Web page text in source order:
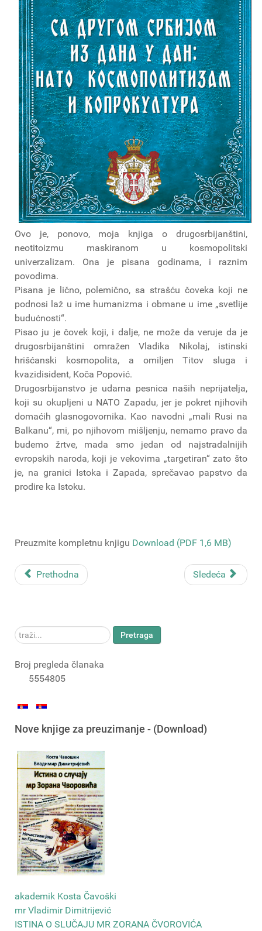
Ovo je, ponovo, moja knjiga o drugosrbijanštini,
neotitoizmu maskiranom u kosmopolitski
univerzalizam. Ona je pisana godinama, i raznim
povodima.
Pisana je lično, polemično, sa strašću čoveka koji ne
podnosi laž u ime humanizma i obmane u ime „svetlije
budućnosti“.
Pisao ju je čovek koji, i dalje, ne može da veruje da je
drugosrbijanštini omražen Vladika Nikolaj, istinski
hrišćanski kosmopolita, a omiljen Titov sluga i
kvazidisident, Koča Popović.
Drugosrbijanstvo je udarna pesnica naših neprijatelja,
koji su okupljeni u NATO Zapadu, jer je pokret njihovih
domaćih glasnogovornika. Kao navodni „mali Rusi na
Balkanu“, mi, po njihovom mišljenju, nemamo pravo da
budemo žrtve, mada smo jedan od najstradalnijih
evropskih naroda, koji je vekovima „targetiran“ zato što
je, na granici Istoka i Zapada, sprečavao papstvo da
prodire ka Istoku.
Preuzmite kompletnu knjigu Download (PDF 1,6 MB)
Prethodna Sledeća
traži... Pretraga
Broj pregleda članaka
5554805
Nove knjige za preuzimanje - (Download)
akademik Kosta Čavoški
mr Vladimir Dimitrijević
ISTINA O SLUČAJU MR ZORANA ČVOROVIĆA